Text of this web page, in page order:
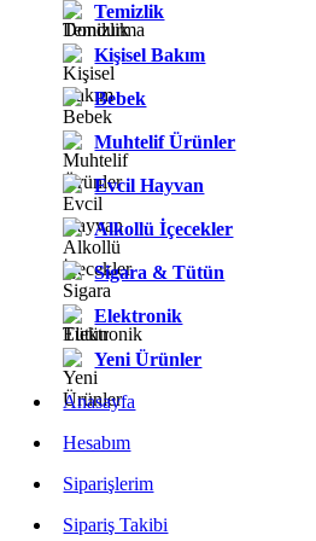
Temizlik
Kişisel Bakım
Bebek
Muhtelif Ürünler
Evcil Hayvan
Alkollü İçecekler
Sigara & Tütün
Elektronik
Yeni Ürünler
Anasayfa
Hesabım
Siparişlerim
Sipariş Takibi